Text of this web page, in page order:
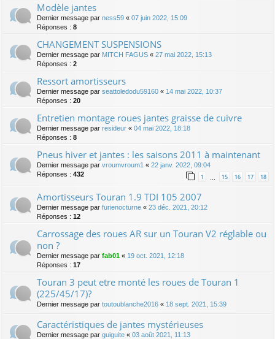
Modèle jantes
Dernier message par ness59 « 07 juin 2022, 15:09
Réponses : 8
CHANGEMENT SUSPENSIONS
Dernier message par MITCH FAGUS « 27 mai 2022, 15:13
Réponses : 2
Ressort amortisseurs
Dernier message par seattoledodu59160 « 14 mai 2022, 10:37
Réponses : 20
Entretien montage roues jantes graisse de cuivre
Dernier message par resideur « 04 mai 2022, 18:18
Réponses : 8
Pneus hiver et jantes : les saisons 2011 à maintenant
Dernier message par vroumvroum1 « 22 janv. 2022, 09:04
Réponses : 432 1 15 16 17 18
Amortisseurs Touran 1.9 TDI 105 2007
Dernier message par furienocturne « 23 déc. 2021, 20:12
Réponses : 12
Carrossage des roues AR sur un Touran V2 réglable ou
non ?
Dernier message par fab01 « 19 oct. 2021, 12:18
Réponses : 17
Touran 3 peut etre monté les roues de Touran 1
(225/45/17)?
Dernier message par toutoublanche2016 « 18 sept. 2021, 15:39
Caractéristiques de jantes mystérieuses
Dernier message par guiguite « 03 août 2021, 11:13